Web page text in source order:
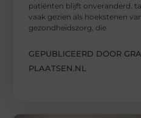
patiënten blijft onveranderd.
vaak gezien als hoekstenen
gezondheidszorg, die
GEPUBLICEERD DOOR
PLAATSEN.NL